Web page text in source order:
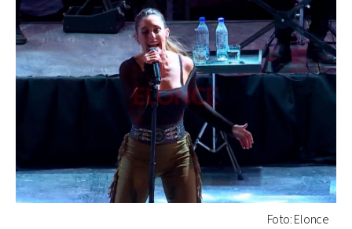
Foto: Elonce